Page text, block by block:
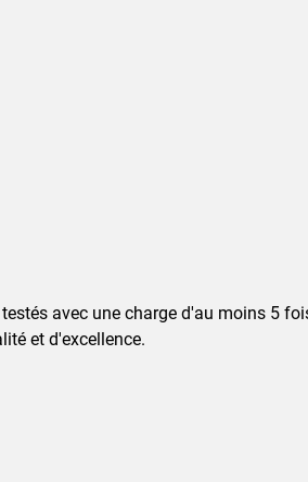
avec une charge d'au moins 5
et d'excellence.